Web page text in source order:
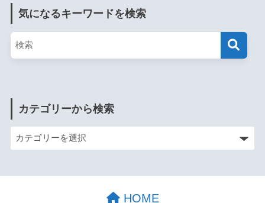
気になるキーワードを検索
カテゴリーから検索
HOME